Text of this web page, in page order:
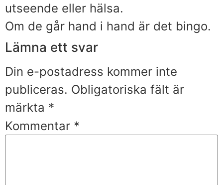
utseende eller hälsa.
Om de går hand i hand är det bingo.
Lämna ett svar
Din e-postadress kommer inte
publiceras. Obligatoriska fält är
märkta *
Kommentar *